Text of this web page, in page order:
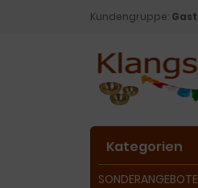
Kundengruppe: Gast
Kategorien
SONDERANGEBOTE